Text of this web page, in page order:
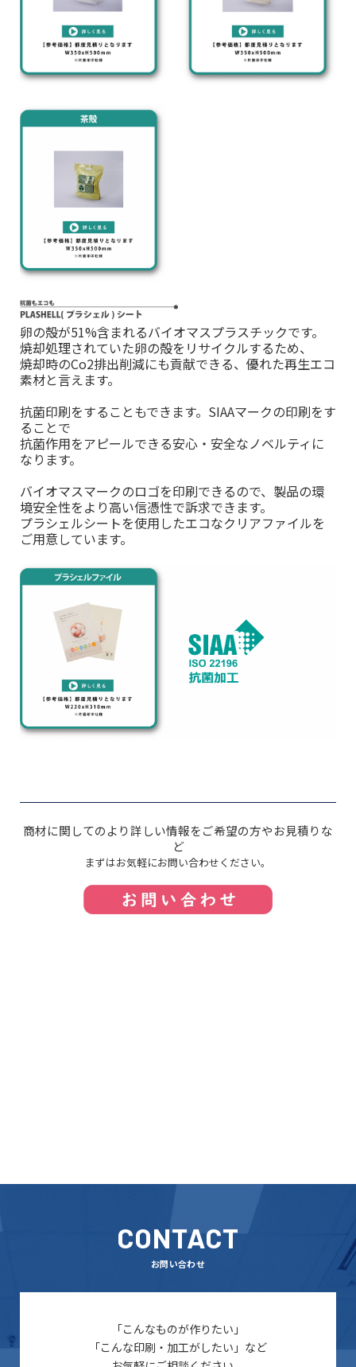
卵の殻が51%含まれるバイオマスプラスチックです。
焼却処理されていた卵の殻をリサイクルするため、
焼却時のCo2排出削減にも貢献できる、優れた再生エコ
素材と言えます。
抗菌印刷をすることもできます。SIAAマークの印刷をす
ることで
抗菌作用をアピールできる安心・安全なノベルティに
なります。
バイオマスマークのロゴを印刷できるので、製品の環
境安全性をより高い信憑性で訴求できます。
プラシェルシートを使用したエコなクリアファイルを
ご用意しています。
商材に関してのより詳しい情報をご希望の方やお見積りな
ど
まずはお気軽にお問い合わせください。
CONTACT
お問い合わせ
「こんなものが作りたい」
「こんな印刷・加工がしたい」など